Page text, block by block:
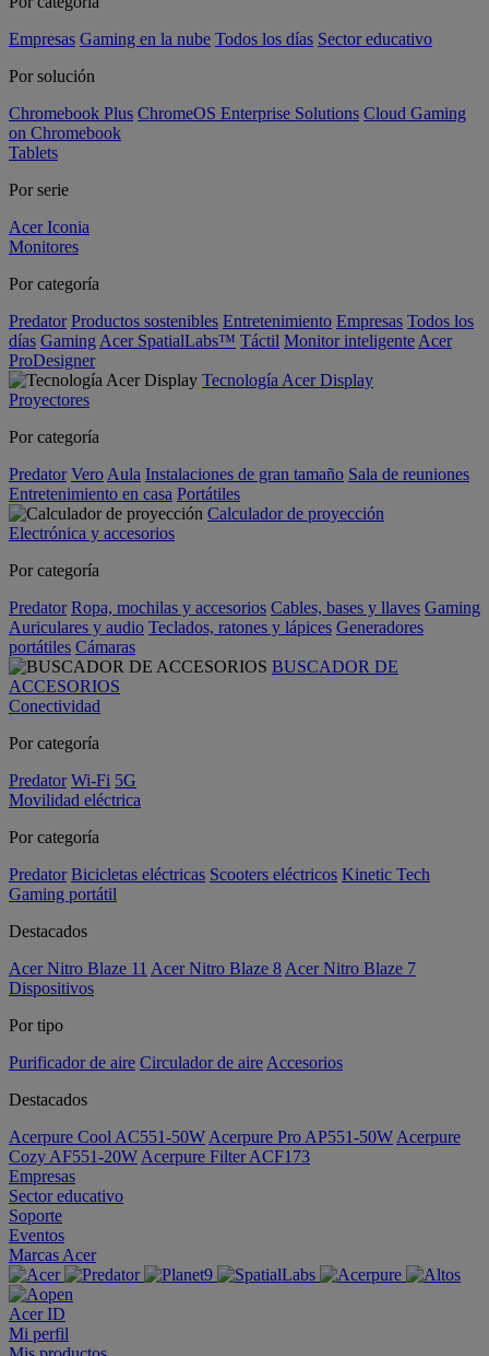
Empresas Gaming en la nube Todos los días Sector educativo
Por solución
Chromebook Plus ChromeOS Enterprise Solutions Cloud Gaming
on Chromebook
Tablets
Por serie
Acer Iconia
Monitores
Por categoría
Predator Productos sostenibles Entretenimiento Empresas Todos los
días Gaming Acer SpatialLabs™ Táctil Monitor inteligente Acer
ProDesigner
Tecnología Acer Display
Proyectores
Por categoría
Predator Vero Aula Instalaciones de gran tamaño Sala de reuniones
Entretenimiento en casa Portátiles
Calculador de proyección
Electrónica y accesorios
Por categoría
Predator Ropa, mochilas y accesorios Cables, bases y llaves Gaming
Auriculares y audio Teclados, ratones y lápices Generadores
portátiles Cámaras
BUSCADOR DE
ACCESORIOS
Conectividad
Por categoría
Predator Wi-Fi 5G
Movilidad eléctrica
Por categoría
Predator Bicicletas eléctricas Scooters eléctricos Kinetic Tech
Gaming portátil
Destacados
Acer Nitro Blaze 11 Acer Nitro Blaze 8 Acer Nitro Blaze 7
Dispositivos
Por tipo
Purificador de aire Circulador de aire Accesorios
Destacados
Acerpure Cool AC551-50W Acerpure Pro AP551-50W Acerpure
Cozy AF551-20W Acerpure Filter ACF173
Empresas
Sector educativo
Soporte
Eventos
Marcas Acer
Acer ID
Mi perfil